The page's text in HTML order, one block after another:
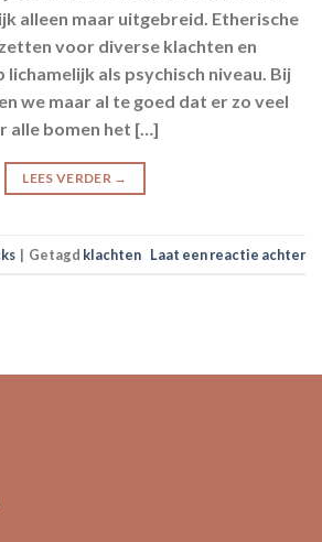
alleen maar uitgebreid. Etherische
voor diverse klachten en
als psychisch niveau. Bij
we maar al te goed dat er zo veel
alle bomen het […]
LEES VERDER →
| Getagd klachten Laat een reactie achter